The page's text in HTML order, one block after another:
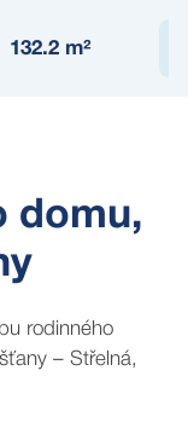
132.2 m²
domu,
rodinného
– Střelná,